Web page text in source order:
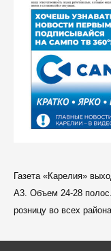
Газета «Карелия»
A3. Объем 24-28
розницу во всех